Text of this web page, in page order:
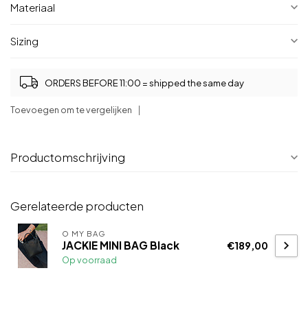
Materiaal
Sizing
ORDERS BEFORE 11:00 = shipped the same day
Toevoegen om te vergelijken
Productomschrijving
Gerelateerde producten
O MY BAG
JACKIE MINI BAG Black
Op voorraad
€189,00